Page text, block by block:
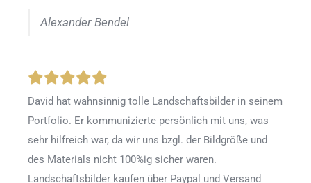
Alexander Bendel
David hat wahnsinnig tolle Landschaftsbilder in seinem
Portfolio. Er kommunizierte persönlich mit uns, was
sehr hilfreich war, da wir uns bzgl. der Bildgröße und
des Materials nicht 100%ig sicher waren.
Landschaftsbilder kaufen über Paypal und Versand